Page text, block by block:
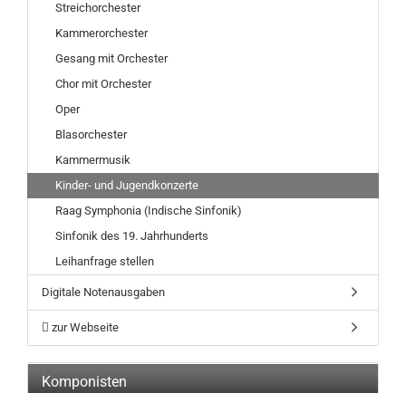
Streichorchester
Kammerorchester
Gesang mit Orchester
Chor mit Orchester
Oper
Blasorchester
Kammermusik
Kinder- und Jugendkonzerte
Raag Symphonia (Indische Sinfonik)
Sinfonik des 19. Jahrhunderts
Leihanfrage stellen
Digitale Notenausgaben
zur Webseite
Komponisten